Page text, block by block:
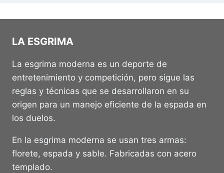
LA ESGRIMA
La esgrima moderna es un deporte de
entretenimiento y competición, pero sigue las
reglas y técnicas que se desarrollaron en su
origen para un manejo eficiente de la espada en
los duelos.
En la esgrima moderna se usan tres armas:
florete, espada y sable. Fabricadas con acero
templado.